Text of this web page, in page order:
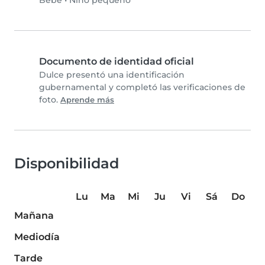
Documento de identidad oficial
Dulce presentó una identificación
gubernamental y completó las verificaciones de
foto. Aprende más
Disponibilidad
Lu Ma Mi Ju Vi Sá
Do
Mañana
Mediodía
Tarde